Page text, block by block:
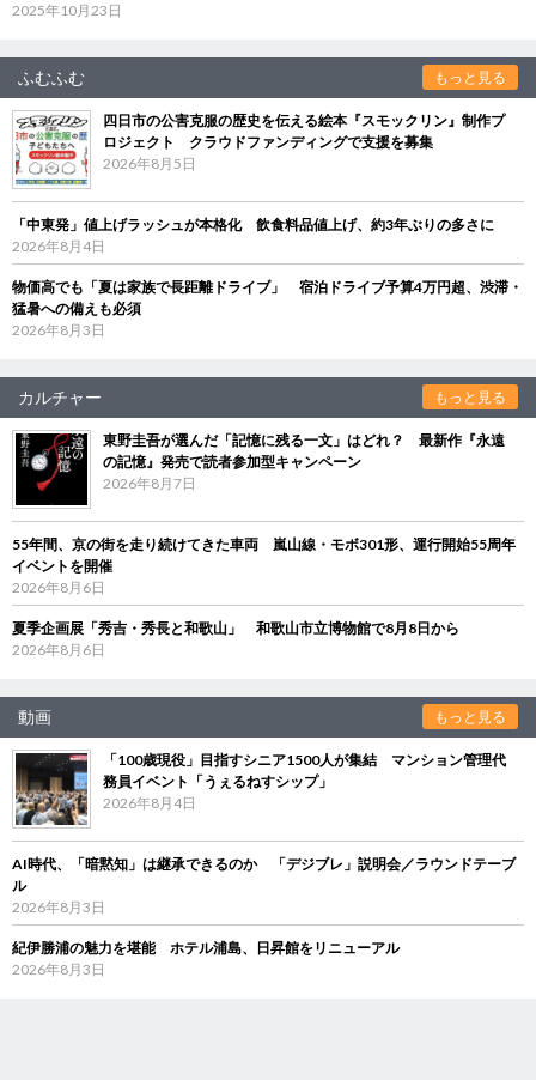
2025年10月23日
ふむふむ もっと見る
四日市の公害克服の歴史を伝える絵本『スモックリン』制作プ
ロジェクト クラウドファンディングで支援を募集
2026年8月5日
「中東発」値上げラッシュが本格化 飲食料品値上げ、約3年ぶりの多さに
2026年8月4日
物価高でも「夏は家族で長距離ドライブ」 宿泊ドライブ予算4万円超、渋滞・
猛暑への備えも必須
2026年8月3日
カルチャー もっと見る
東野圭吾が選んだ「記憶に残る一文」はどれ？ 最新作『永遠
の記憶』発売で読者参加型キャンペーン
2026年8月7日
55年間、京の街を走り続けてきた車両 嵐山線・モボ301形、運行開始55周年
イベントを開催
2026年8月6日
夏季企画展「秀吉・秀長と和歌山」 和歌山市立博物館で8月8日から
2026年8月6日
動画 もっと見る
「100歳現役」目指すシニア1500人が集結 マンション管理代
務員イベント「うぇるねすシップ」
2026年8月4日
AI時代、「暗黙知」は継承できるのか 「デジブレ」説明会／ラウンドテーブ
ル
2026年8月3日
紀伊勝浦の魅力を堪能 ホテル浦島、日昇館をリニューアル
2026年8月3日